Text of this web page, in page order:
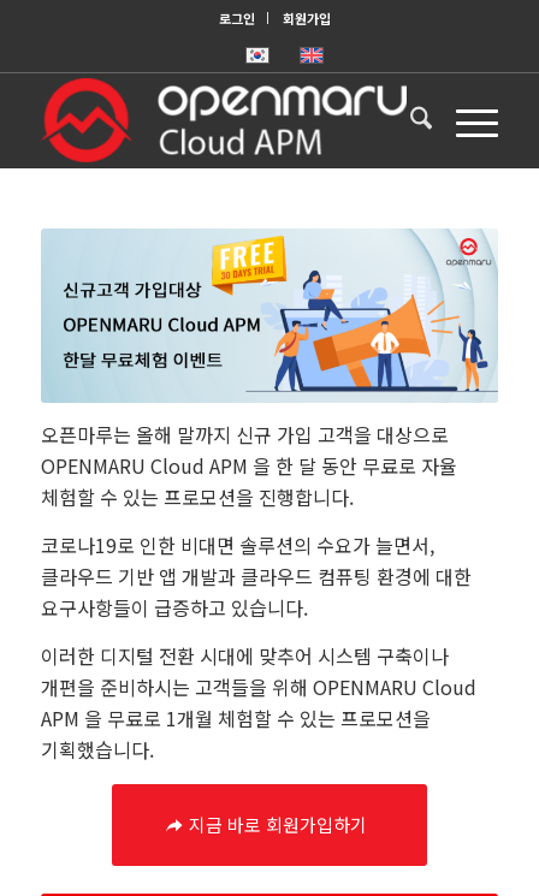
로그인 회원가입
오픈마루는 올해 말까지 신규 가입 고객을 대상으로
OPENMARU Cloud APM 을 한 달 동안 무료로 자율
체험할 수 있는 프로모션을 진행합니다.
코로나19로 인한 비대면 솔루션의 수요가 늘면서,
클라우드 기반 앱 개발과 클라우드 컴퓨팅 환경에 대한
요구사항들이 급증하고 있습니다.
이러한 디지털 전환 시대에 맞추어 시스템 구축이나
개편을 준비하시는 고객들을 위해 OPENMARU Cloud
APM 을 무료로 1개월 체험할 수 있는 프로모션을
기획했습니다.
지금 바로 회원가입하기